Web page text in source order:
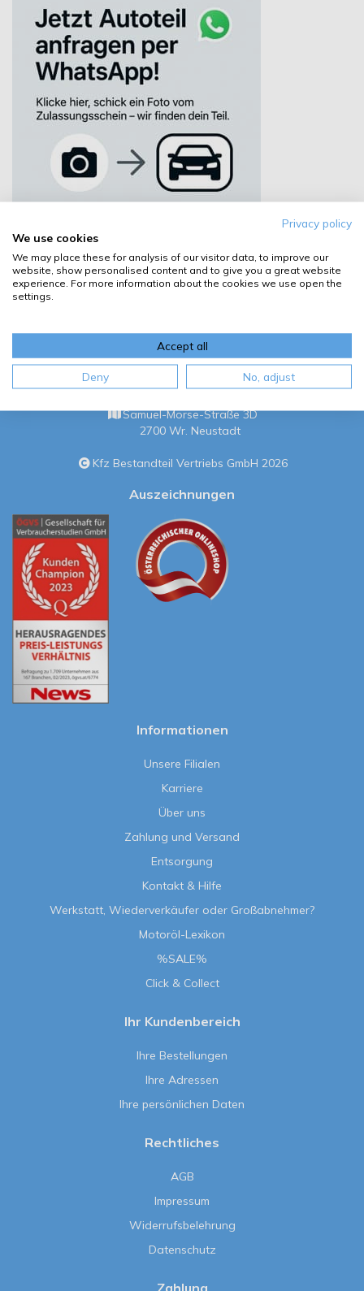
Kfz Bestandteil Vertriebs GmbH
Samuel-Morse-Straße 3D
2700 Wr. Neustadt
Kfz Bestandteil Vertriebs GmbH 2026
Auszeichnungen
Informationen
Unsere Filialen
Karriere
Über uns
Zahlung und Versand
Entsorgung
Kontakt & Hilfe
Werkstatt, Wiederverkäufer oder Großabnehmer?
Motoröl-Lexikon
%SALE%
Click & Collect
Ihr Kundenbereich
Ihre Bestellungen
Ihre Adressen
Ihre persönlichen Daten
Rechtliches
AGB
Impressum
Widerrufsbelehrung
Datenschutz
Zahlung
Privacy policy
We use cookies
We may place these for analysis of our visitor data, to improve our
website, show personalised content and to give you a great website
experience. For more information about the cookies we use open the
settings.
Accept all
Deny No, adjust